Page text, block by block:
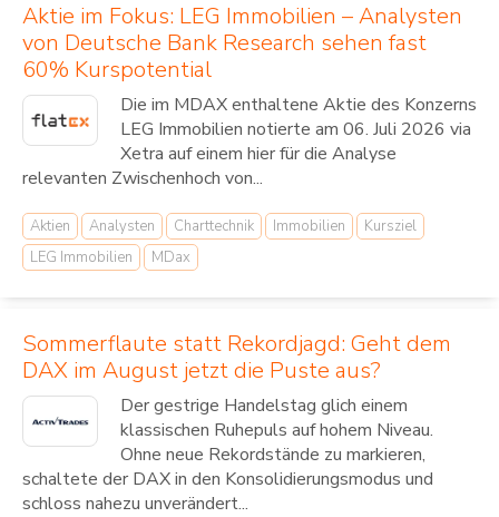
Aktie im Fokus: LEG Immobilien – Analysten
von Deutsche Bank Research sehen fast
60% Kurspotential
Die im MDAX enthaltene Aktie des Konzerns
LEG Immobilien notierte am 06. Juli 2026 via
Xetra auf einem hier für die Analyse
relevanten Zwischenhoch von...
Aktien Analysten Charttechnik Immobilien
Kursziel
LEG Immobilien
MDax
Sommerflaute statt Rekordjagd: Geht dem
DAX im August jetzt die Puste aus?
Der gestrige Handelstag glich einem
klassischen Ruhepuls auf hohem Niveau.
Ohne neue Rekordstände zu markieren,
schaltete der DAX in den Konsolidierungsmodus und
schloss nahezu unverändert...